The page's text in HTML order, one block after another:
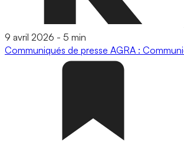
9 avril 2026 - 5 min
Communiqués de presse AGRA :